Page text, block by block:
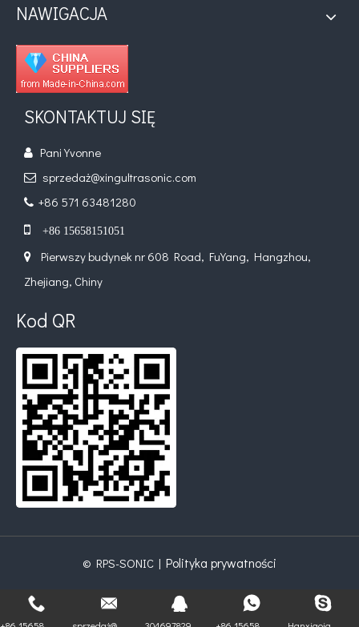
NAWIGACJA
SKONTAKTUJ SIĘ
 Pani Yvonne
 sprzedaż@xingultrasonic.com
 +86 571 63481280
 +86 15658151051

Pierwszy budynek nr 608 Road, FuYang, Hangzhou,
Zhejiang, Chiny
Kod QR
© RPS-SONIC | Polityka prywatności